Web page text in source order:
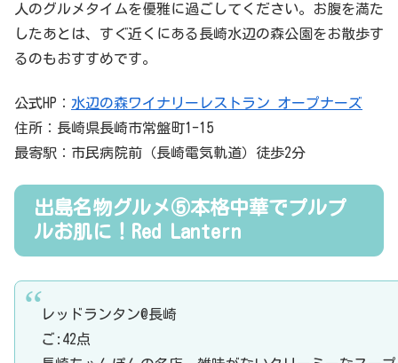
人のグルメタイムを優雅に過ごしてください。お腹を満た
したあとは、すぐ近くにある長崎水辺の森公園をお散歩す
るのもおすすめです。
公式HP： 水辺の森ワイナリーレストラン オープナーズ
住所：長崎県長崎市常盤町1-15
最寄駅：市民病院前（長崎電気軌道）徒歩2分
出島名物グルメ⑤本格中華でプルプ
ルお肌に！Red Lantern
レッドランタン@長崎
ご:42点